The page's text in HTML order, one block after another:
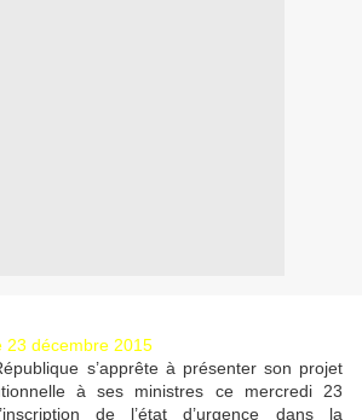
23 décembre 2015
s’apprête à présenter son projet
à ses ministres ce mercredi 23
de l’état d’urgence dans la